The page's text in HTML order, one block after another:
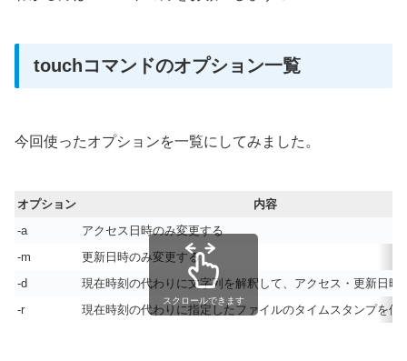
touchコマンドのオプション一覧
今回使ったオプションを一覧にしてみました。
オプション
内容
-a
アクセス日時のみ変更する
-m
更新日時のみ変更する
-d
現在時刻の代わりに文字列を解釈して、アクセス・更新日時
-r
現在時刻の代わりに指定したファイルのタイムスタンプを使
スクロールできます